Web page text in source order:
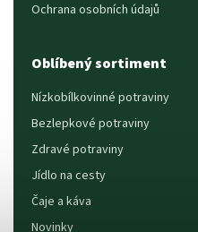
Ochrana osobních údajů
Oblíbený sortiment
Nízkobílkovinné potraviny
Bezlepkové potraviny
Zdravé potraviny
Jídlo na cesty
Čaje a káva
Novinky